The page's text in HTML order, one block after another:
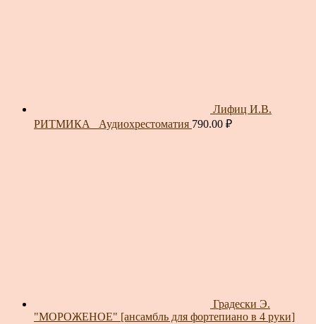
Лифиц И.В.
РИТМИКА_ Аудиохрестоматия 790.00 ₽
Градески Э.
"МОРОЖЕНОЕ" [ансамбль для фортепиано в 4 руки]